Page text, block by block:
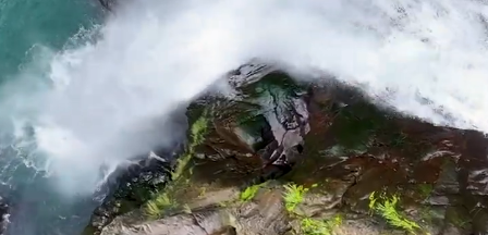
網友推推 關閉
來自馬來西亞的樂團，準備降落珍珠海岸🇲🇾✨
把海風調成 Dream Pop 模式，
babychair 的夏日頻率準備上岸
#babychair 向台灣的樂迷們打招呼啦～